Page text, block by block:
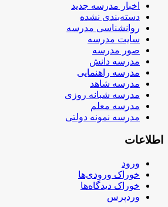
اخبار مدرسه جدید
دسته‌بندی نشده
روانشناسی مدرسه
سایت مدرسه
صور مدرسه
مدرسه دانش
مدرسه راهنمایی
مدرسه شاهد
مدرسه شبانه روزی
مدرسه معلم
مدرسه نمونه دولتی
اطلاعات
ورود
خوراک ورودی‌ها
خوراک دیدگاه‌ها
وردپرس